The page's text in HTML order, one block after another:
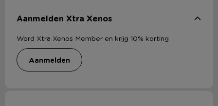
Aanmelden Xtra Xenos
Word Xtra Xenos Member en krijg 10% korting
aanmelden